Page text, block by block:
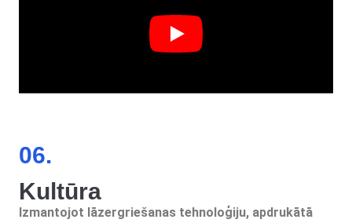
06.
Kultūra
Izmantojot lāzergriešanas tehnoloģiju, apdrukātā